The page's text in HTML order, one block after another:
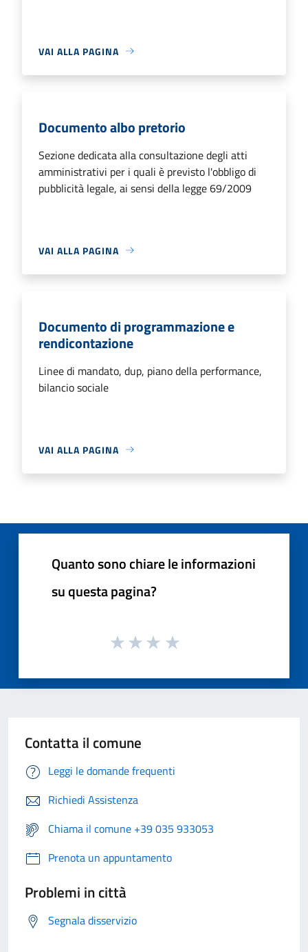
VAI ALLA PAGINA
Documento albo pretorio
Sezione dedicata alla consultazione degli atti
amministrativi per i quali è previsto l'obbligo di
pubblicità legale, ai sensi della legge 69/2009
VAI ALLA PAGINA
Documento di programmazione e
rendicontazione
Linee di mandato, dup, piano della performance,
bilancio sociale
VAI ALLA PAGINA
Quanto sono chiare le informazioni
su questa pagina?
Contatta il comune
Leggi le domande frequenti
Richiedi Assistenza
Chiama il comune +39 035 933053
Prenota un appuntamento
Problemi in città
Segnala disservizio